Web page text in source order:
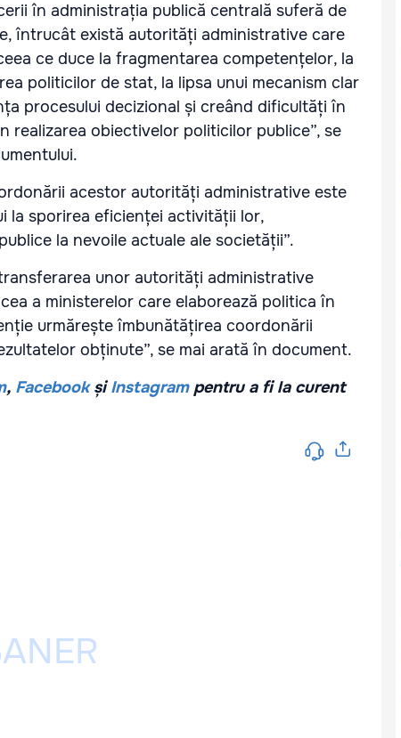
în administrația publică centrală suferă de
întrucât există autorități administrative care
ce duce la fragmentarea competențelor, la
politicilor de stat, la lipsa unui mecanism clar
procesului decizional și creând dificultăți în
realizarea obiectivelor politicilor publice”, se
acestor autorități administrative este
la sporirea eficienței activității lor,
la nevoile actuale ale societății”.
unor autorități administrative
a ministerelor care elaborează politica în
urmărește îmbunătățirea coordonării
obținute”, se mai arată în document.
, Facebook șiInstagrampentru a fi la curent